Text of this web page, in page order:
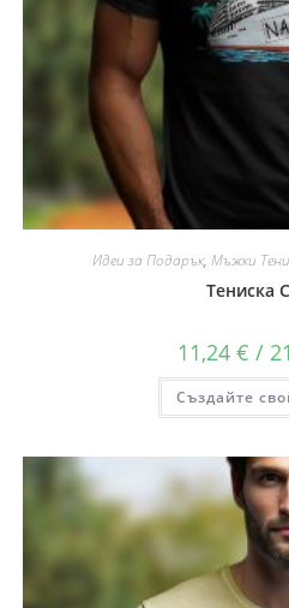
Идеи за Подарък, Мъжки
Тениска
11,24 € /
Създайте